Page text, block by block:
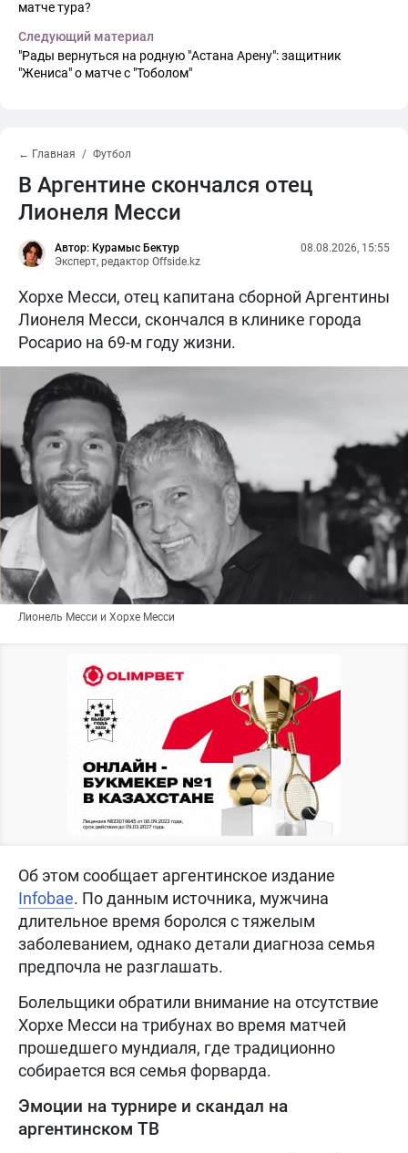
матче тура?
Следующий материал
"Рады вернуться на родную "Астана Арену": защитник
"Жениса" о матче с "Тоболом"
← Главная Футбол
В Аргентине скончался отец
Лионеля Месси
Автор: Курамыс Бектур
Эксперт, редактор Offside.kz
08.08.2026, 15:55
Хорхе Месси, отец капитана сборной Аргентины
Лионеля Месси, скончался в клинике города
Росарио на 69-м году жизни.
Лионель Месси и Хорхе Месси
Об этом сообщает аргентинское издание
Infobae. По данным источника, мужчина
длительное время боролся с тяжелым
заболеванием, однако детали диагноза семья
предпочла не разглашать.
Болельщики обратили внимание на отсутствие
Хорхе Месси на трибунах во время матчей
прошедшего мундиаля, где традиционно
собирается вся семья форварда.
Эмоции на турнире и скандал на
аргентинском ТВ